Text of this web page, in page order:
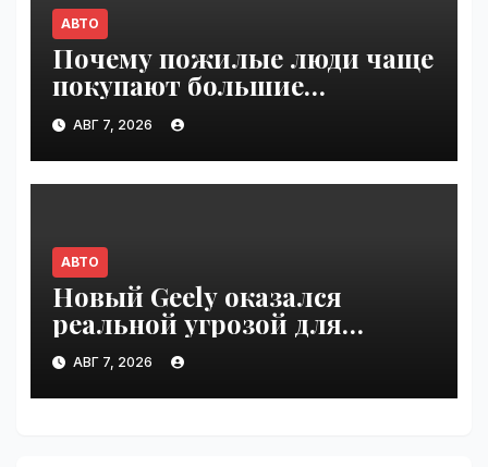
АВТО
Почему пожилые люди чаще
покупают большие
внедорожники, чем
молодёжь | VseTime.ru
АВГ 7, 2026
АВТО
Новый Geely оказался
реальной угрозой для
Volkswagen Polo в Германии |
VseTime.ru
АВГ 7, 2026